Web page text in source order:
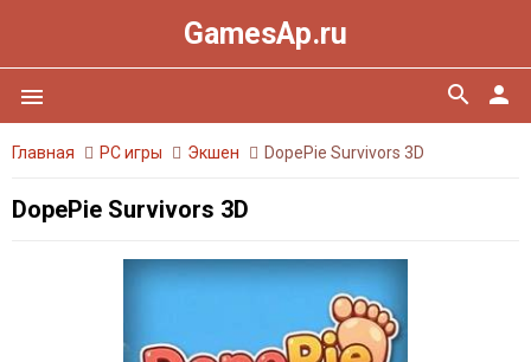
GamesAp.ru
menu person
search
Главная PC игры Экшен DopePie Survivors 3D
DopePie Survivors 3D